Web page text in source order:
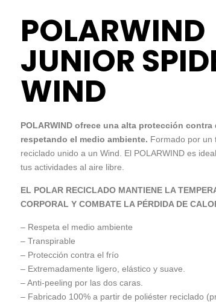
POLARWIND
JUNIOR
WIND
POLARWIND ofrece una alta protección contra
respetando el medio ambiente. Formado por un
reciclado unido a un Wind. El POLARWIND es
tus actividades al aire libre.
EL POLAR RECICLADO MANTIENE LA
CORPORAL Y COMBATE LA PÉRDIDA DE
– Respeta el medio ambiente
– Transpirable
– Protección contra el frío
– Extremadamente ligero, elástico y suave.
– Anti-peeling por las dos caras.
– Fabricado 100% a partir de poliéster reciclado